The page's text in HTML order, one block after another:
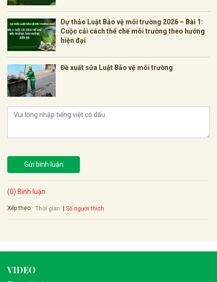
Dự thảo Luật Bảo vệ môi trường 2026 – Bài 1:
Cuộc cải cách thể chế môi trường theo hướng
hiện đại
Đề xuất sửa Luật Bảo vệ môi trường
Gửi bình luận
(0) Bình luận
Xếp theo: Thời gian Số người thích
VIDEO